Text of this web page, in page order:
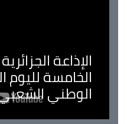
الإذاعة
الخامسة لليوم
الوطني الشعبي